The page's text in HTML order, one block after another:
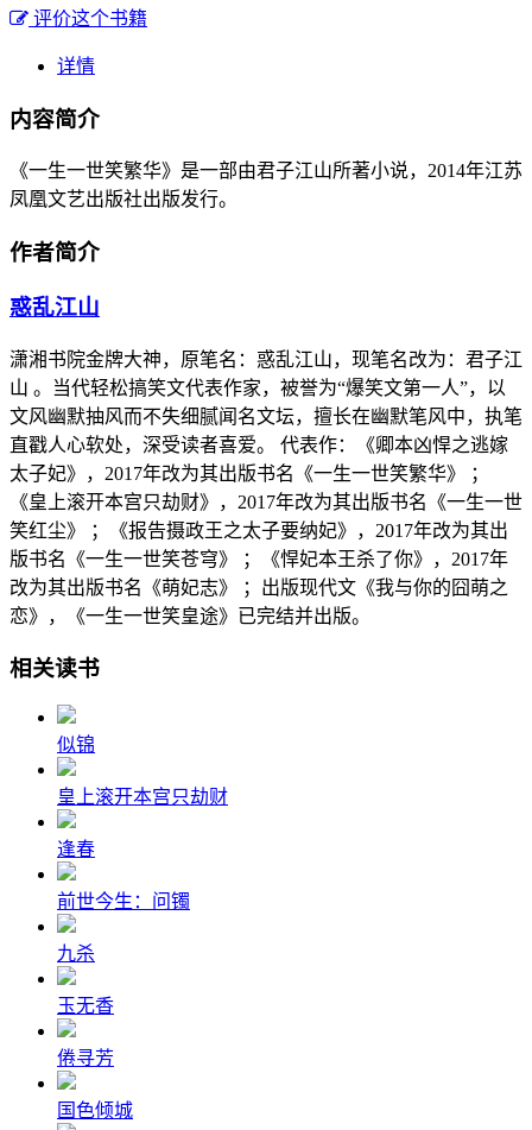
评价这个书籍
详情
内容简介
《一生一世笑繁华》是一部由君子江山所著小说，2014年江苏
凤凰文艺出版社出版发行。
作者简介
惑乱江山
潇湘书院金牌大神，原笔名：惑乱江山，现笔名改为：君子江
山 。当代轻松搞笑文代表作家，被誉为“爆笑文第一人”，以
文风幽默抽风而不失细腻闻名文坛，擅长在幽默笔风中，执笔
直戳人心软处，深受读者喜爱。 代表作：《卿本凶悍之逃嫁
太子妃》，2017年改为其出版书名《一生一世笑繁华》 ；
《皇上滚开本宫只劫财》，2017年改为其出版书名《一生一世
笑红尘》 ；《报告摄政王之太子要纳妃》，2017年改为其出
版书名《一生一世笑苍穹》 ；《悍妃本王杀了你》，2017年
改为其出版书名《萌妃志》 ；出版现代文《我与你的囧萌之
恋》，《一生一世笑皇途》已完结并出版。
相关读书
似锦
皇上滚开本宫只劫财
逢春
前世今生：问镯
九杀
玉无香
倦寻芳
国色倾城